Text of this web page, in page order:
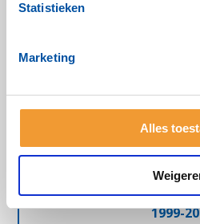
Statistieken
Marketing
Alles
Follow Your
1999-